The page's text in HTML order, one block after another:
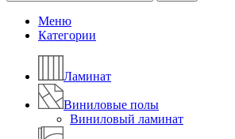
Меню
Категории
Ламинат
Виниловые полы
Виниловый ламинат